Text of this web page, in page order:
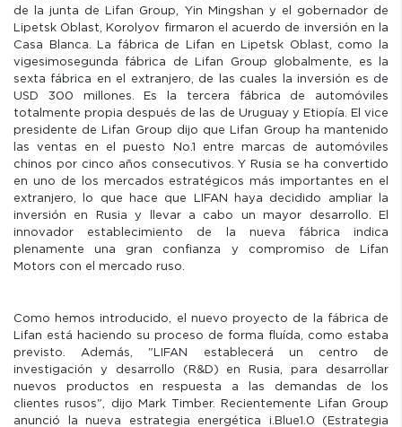
de la junta de Lifan Group, Yin Mingshan y el gobernador de
Lipetsk Oblast, Korolyov firmaron el acuerdo de inversión en la
Casa Blanca. La fábrica de Lifan en Lipetsk Oblast, como la
vigesimosegunda fábrica de Lifan Group globalmente, es la
sexta fábrica en el extranjero, de las cuales la inversión es de
USD 300 millones. Es la tercera fábrica de automóviles
totalmente propia después de las de Uruguay y Etiopía. El vice
presidente de Lifan Group dijo que Lifan Group ha mantenido
las ventas en el puesto No.1 entre marcas de automóviles
chinos por cinco años consecutivos. Y Rusia se ha convertido
en uno de los mercados estratégicos más importantes en el
extranjero, lo que hace que LIFAN haya decidido ampliar la
inversión en Rusia y llevar a cabo un mayor desarrollo. El
innovador establecimiento de la nueva fábrica indica
plenamente una gran confianza y compromiso de Lifan
Motors con el mercado ruso.
Como hemos introducido, el nuevo proyecto de la fábrica de
Lifan está haciendo su proceso de forma fluída, como estaba
previsto. Además, "LIFAN establecerá un centro de
investigación y desarrollo (R&D) en Rusia, para desarrollar
nuevos productos en respuesta a las demandas de los
clientes rusos", dijo Mark Timber. Recientemente Lifan Group
anunció la nueva estrategia energética i.Blue1.0 (Estrategia